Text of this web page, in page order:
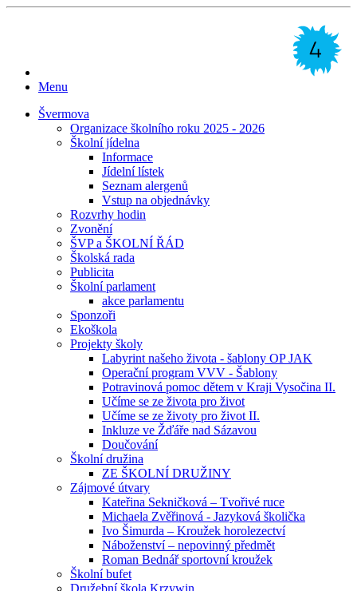
Menu
Švermova
Organizace školního roku 2025 - 2026
Školní jídelna
Informace
Jídelní lístek
Seznam alergenů
Vstup na objednávky
Rozvrhy hodin
Zvonění
ŠVP a ŠKOLNÍ ŘÁD
Školská rada
Publicita
Školní parlament
akce parlamentu
Sponzoři
Ekoškola
Projekty školy
Labyrint našeho života - šablony OP JAK
Operační program VVV - Šablony
Potravinová pomoc dětem v Kraji Vysočina II.
Učíme se ze života pro život
Učíme se ze životy pro život II.
Inkluze ve Žďáře nad Sázavou
Doučování
Školní družina
ZE ŠKOLNÍ DRUŽINY
Zájmové útvary
Kateřina Sekničková – Tvořivé ruce
Michaela Zvěřinová - Jazyková školička
Ivo Šimurda – Kroužek horolezectví
Náboženství – nepovinný předmět
Roman Bednář sportovní kroužek
Školní bufet
Družební škola Krzywin